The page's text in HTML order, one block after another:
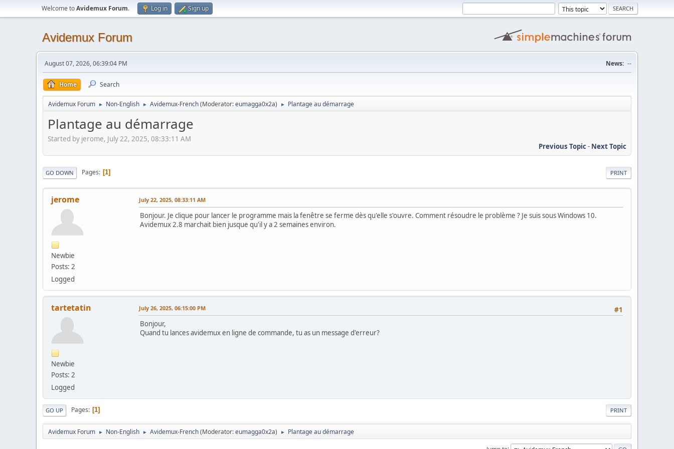
Welcome toAvidemux Forum. Log in Sign up
Avidemux Forum
August 07, 2026, 06:39:04 PM News: --
Home Search
Avidemux Forum ► Non-English ► Avidemux-French(Moderator:eumagga0x2a) ► Plantage au démarrage
Plantage au démarrage
Started by jerome, July 22, 2025, 08:33:11 AM
Previous Topic- Next Topic
PRINT
GO DOWN Pages 1
jerome
Newbie
Posts: 2
Logged
July 22, 2025, 08:33:11 AM
Bonjour. Je clique pour lancer le programme mais la fenêtre se ferme dès qu'elle s'ouvre. Comment résoudre le problème ? Je suis sous Windows 10.
Avidemux 2.8 marchait bien jusque qu'il y a 2 semaines environ.
tartetatin
Newbie
Posts: 2
Logged
#1
July 26, 2025, 06:15:00 PM
Bonjour,
Quand tu lances avidemux en ligne de commande, tu as un message d'erreur?
PRINT
GO UP Pages 1
Avidemux Forum ► Non-English ► Avidemux-French(Moderator:eumagga0x2a) ► Plantage au démarrage